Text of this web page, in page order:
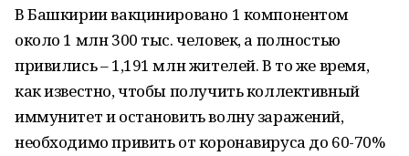
В Башкирии вакцинировано 1 компонентом
около 1 млн 300 тыс. человек, а полностью
привились – 1,191 млн жителей. В то же время,
как известно, чтобы получить коллективный
иммунитет и остановить волну заражений,
необходимо привить от коронавируса до 60-70%